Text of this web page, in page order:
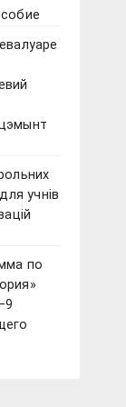
учнів
по